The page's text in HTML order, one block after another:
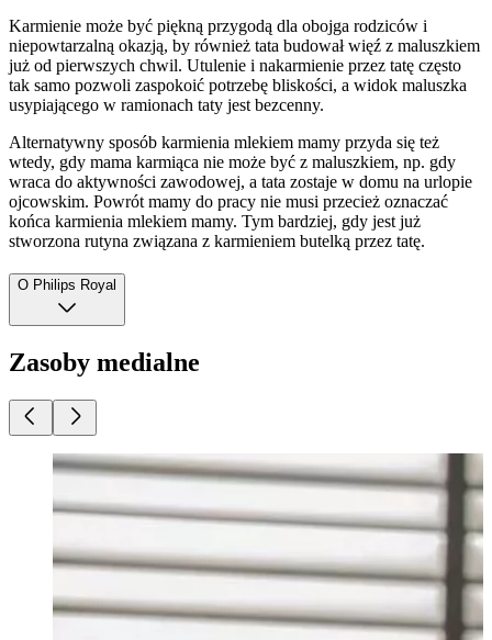
Karmienie może być piękną przygodą dla obojga rodziców i
niepowtarzalną okazją, by również tata budował więź z maluszkiem
już od pierwszych chwil. Utulenie i nakarmienie przez tatę często
tak samo pozwoli zaspokoić potrzebę bliskości, a widok maluszka
usypiającego w ramionach taty jest bezcenny.
Alternatywny sposób karmienia mlekiem mamy przyda się też
wtedy, gdy mama karmiąca nie może być z maluszkiem, np. gdy
wraca do aktywności zawodowej, a tata zostaje w domu na urlopie
ojcowskim. Powrót mamy do pracy nie musi przecież oznaczać
końca karmienia mlekiem mamy. Tym bardziej, gdy jest już
stworzona rutyna związana z karmieniem butelką przez tatę.
O Philips Royal
Zasoby medialne